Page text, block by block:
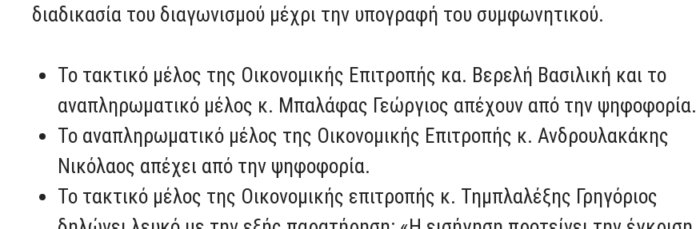
διαδικασία του διαγωνισμού μέχρι την υπογραφή του συμφωνητικού.
Το τακτικό μέλος της Οικονομικής Επιτροπής κα. Βερελή Βασιλική και το
αναπληρωματικό μέλος κ. Μπαλάφας Γεώργιος απέχουν από την ψηφοφορία.
Το αναπληρωματικό μέλος της Οικονομικής Επιτροπής κ. Ανδρουλακάκης
Νικόλαος απέχει από την ψηφοφορία.
Το τακτικό μέλος της Οικονομικής επιτροπής κ. Τημπλαλέξης Γρηγόριος